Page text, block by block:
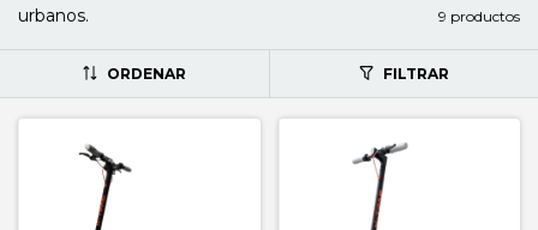
urbanos.
9 productos
ORDENAR FILTRAR